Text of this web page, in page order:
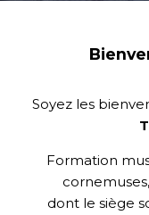
Soyez les
Formation
dont le siège